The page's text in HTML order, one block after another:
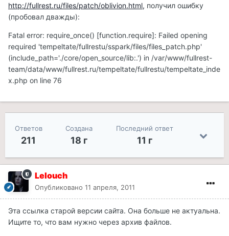
http://fullrest.ru/files/patch/oblivion.html, получил ошибку
(пробовал дважды):
Fatal error: require_once() [function.require]: Failed opening
required 'tempeltate/fullrestu/sspark/files/files_patch.php'
(include_path='./core/open_source/lib:.') in /var/www/fullrest-
team/data/www/fullrest.ru/tempeltate/fullrestu/tempeltate_inde
x.php on line 76
Ответов
211
Создана
18 г
Последний ответ
11 г
Lelouch
Опубликовано 11 апреля, 2011
Эта ссылка старой версии сайта. Она больше не актуальна.
Ищите то, что вам нужно через архив файлов.